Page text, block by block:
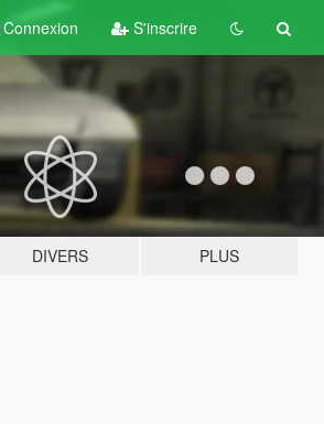
Connexion S'inscrire
DIVERS PLUS